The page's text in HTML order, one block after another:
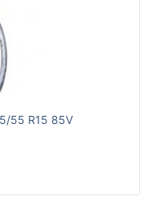
55 R15 85V